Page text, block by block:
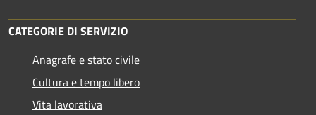
CATEGORIE DI SERVIZIO
Anagrafe e stato civile
Cultura e tempo libero
Vita lavorativa